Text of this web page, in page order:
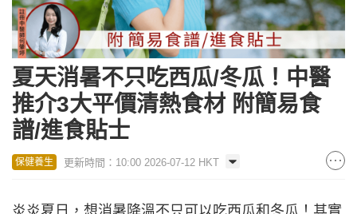
夏天消暑不只吃西瓜/冬瓜！中醫
推介3大平價清熱食材 附簡易食
譜/進食貼士
保健養生 更新時間：10:00 2026-07-12 HKT
炎炎夏日，想消暑降溫不只可以吃西瓜和冬瓜！其實